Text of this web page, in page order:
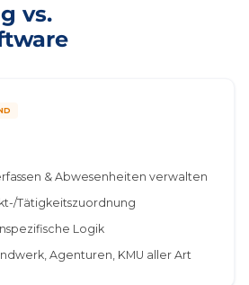
vs.
& Abwesenheiten verwalten
Tätigkeitszuordnung
Logik
Agenturen, KMU aller Art